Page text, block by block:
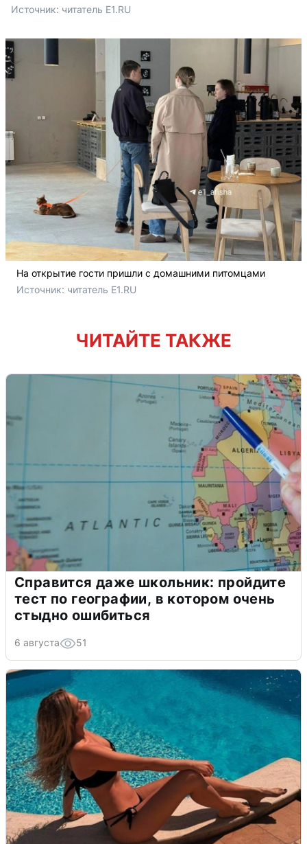
Источник: читатель E1.RU
На открытие гости пришли с домашними питомцами
Источник: читатель E1.RU
ЧИТАЙТЕ ТАКЖЕ
Справится даже школьник: пройдите
тест по географии, в котором очень
стыдно ошибиться
6 августа 51